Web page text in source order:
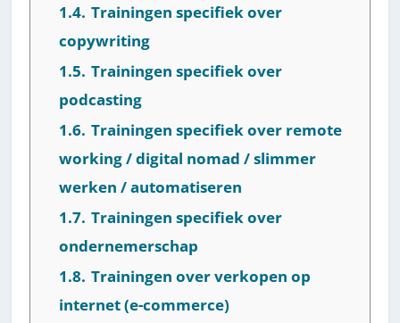
1.4. Trainingen specifiek over
copywriting
1.5. Trainingen specifiek over
podcasting
1.6. Trainingen specifiek over remote
working / digital nomad / slimmer
werken / automatiseren
1.7. Trainingen specifiek over
ondernemerschap
1.8. Trainingen over verkopen op
internet (e-commerce)